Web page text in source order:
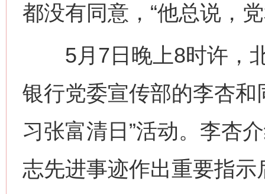
都没有同意，“他总说，
5月7日晚上8时许，北
银行党委宣传部的李杏和
习张富清日”活动。李杏
志先进事迹作出重要指